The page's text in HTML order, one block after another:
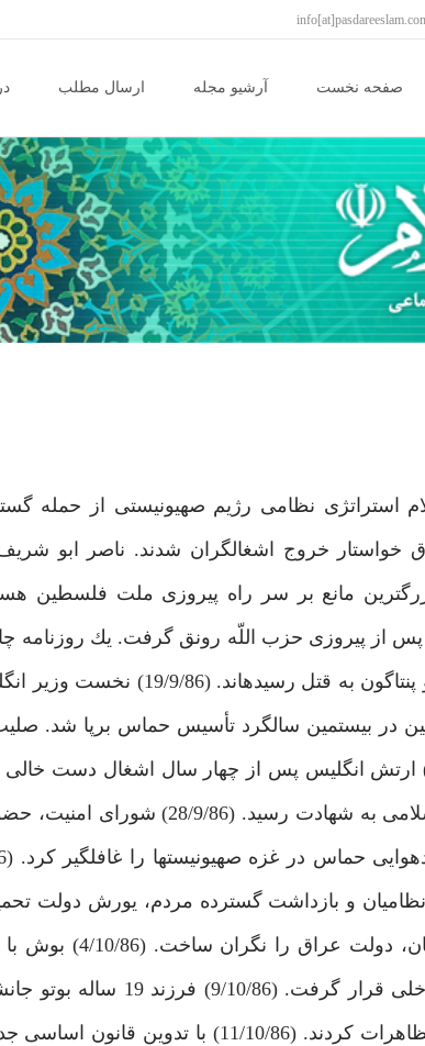
content
صفحه نخست آرشیو مجله ارسال مطلب
استراتژى نظامى رژيم صهيونيستى از حمله
خواستار خروج اشغالگران شدند. ناصر ابو
در بيستمين سالگرد تأسيس حماس برپا شد.
هوايى غزه فرمانده نظامى جهاد
(2/10/86) با حمله نظاميان و بازداشت گسترده مردم،
(3/10/86) حمايت
عليه برنامه موهن تلويزيون آلمان تظاهرات